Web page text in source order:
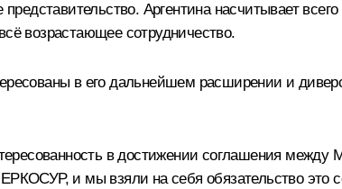
Аргентина насчитывает
возрастающее сотрудничество.
в его дальнейшем расширении и
в достижении соглашения
и мы взяли на себя обязательство это